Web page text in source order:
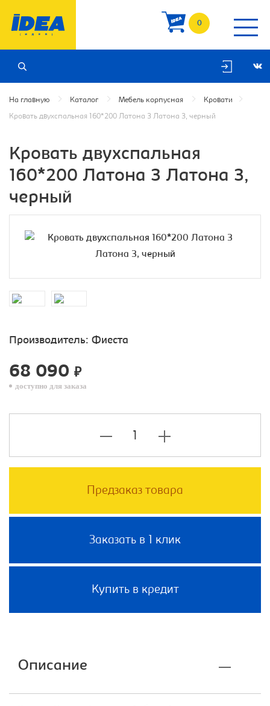
0
На главную Каталог Мебель корпусная Кровати
Кровать двухспальная 160*200 Латона 3 Латона 3, черный
Кровать двухспальная
160*200 Латона 3 Латона 3,
черный
Производитель: Фиеста
68 090 ₽
доступно для заказа
Предзаказ товара
Заказать в 1 клик
Купить в кредит
Описание